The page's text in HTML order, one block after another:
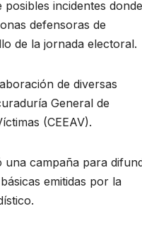
incidentes donde
defensoras de
de la jornada electoral.
de diversas
General de
(CEEAV).
una campaña para
emitidas por la